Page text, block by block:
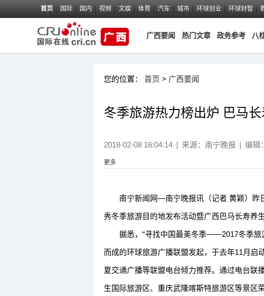
首页 国际 国内 视频 文娱 体育 汽车 城市 环球创业 环球财智
广西要闻 热门文章 政务参考 八
您的位置： 首页 > 广西要闻
冬季旅游热力榜出炉 巴马
2018-02-08 16:04:14 | 来源： 南宁晚报 | 编辑
更多
南宁新闻网—南宁晚报讯（记者 黄颖）昨
秀冬季旅游目的地发布活动暨广西巴马长寿养
据悉，“寻找中国最美冬季——2017冬季旅
而成的环球旅游广播联盟发起，于去年11月启
夏交通广播等联盟电台倾力推荐。通过电台联
生国际旅游区、重庆武隆喀斯特旅游区等景区荣